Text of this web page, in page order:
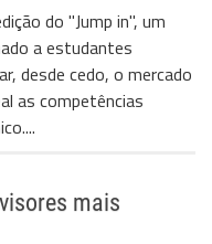
do "Jump in", um
a estudantes
desde cedo, o mercado
as competências
mais